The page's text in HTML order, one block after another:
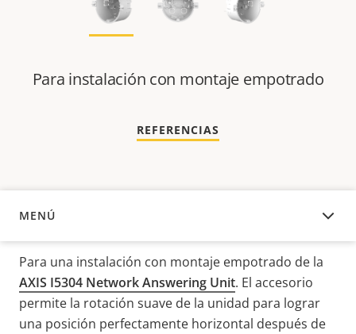
Para instalación con montaje empotrado
REFERENCIAS
MENÚ
DESCRIPCIÓN
Para una instalación con montaje empotrado de la
AXIS I5304 Network Answering Unit. El accesorio
permite la rotación suave de la unidad para lograr
una posición perfectamente horizontal después de